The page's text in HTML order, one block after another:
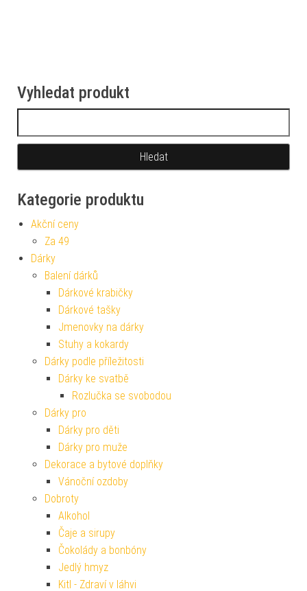
Vyhledat produkt
Kategorie produktu
Akční ceny
Za 49
Dárky
Balení dárků
Dárkové krabičky
Dárkové tašky
Jmenovky na dárky
Stuhy a kokardy
Dárky podle příležitosti
Dárky ke svatbě
Rozlučka se svobodou
Dárky pro
Dárky pro děti
Dárky pro muže
Dekorace a bytové doplňky
Vánoční ozdoby
Dobroty
Alkohol
Čaje a sirupy
Čokolády a bonbóny
Jedlý hmyz
Kitl - Zdraví v láhvi